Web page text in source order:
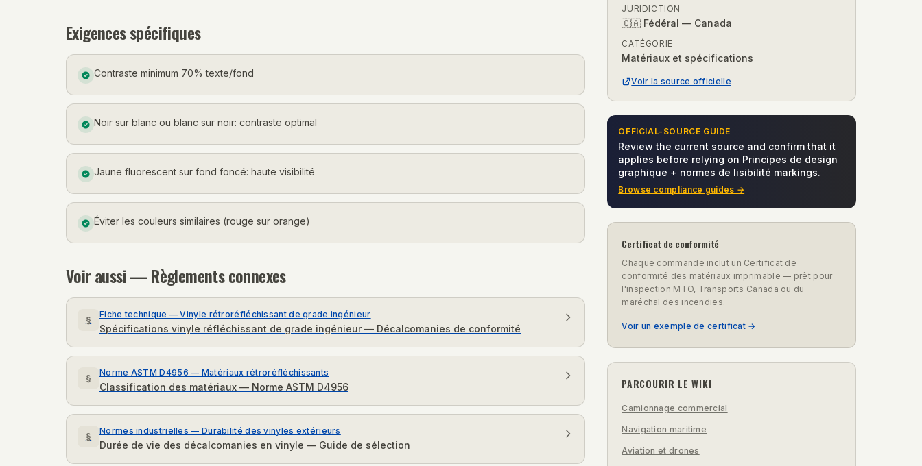
Exigences spécifiques
Contraste minimum 70% texte/fond
Noir sur blanc ou blanc sur noir: contraste optimal
Jaune fluorescent sur fond foncé: haute visibilité
Éviter les couleurs similaires (rouge sur orange)
Voir aussi — Règlements connexes
§
Fiche technique — Vinyle rétroréfléchissant de grade ingénieur
Spécifications vinyle réfléchissant de grade ingénieur — Décalcomanies de conformité
§
Norme ASTM D4956 — Matériaux rétroréfléchissants
Classification des matériaux — Norme ASTM D4956
§
Normes industrielles — Durabilité des vinyles extérieurs
Durée de vie des décalcomanies en vinyle — Guide de sélection
JURIDICTION
🇨🇦 Fédéral — Canada
CATÉGORIE
Matériaux et spécifications
Voir la source officielle
OFFICIAL-SOURCE GUIDE
Review the current source and confirm that it
applies before relying on Principes de design
graphique + normes de lisibilité markings.
Browse compliance guides →
Certificat de conformité
Chaque commande inclut un Certificat de
conformité des matériaux imprimable — prêt pour
l'inspection MTO, Transports Canada ou du
maréchal des incendies.
Voir un exemple de certificat →
PARCOURIR LE WIKI
Camionnage commercial
Navigation maritime
Aviation et drones